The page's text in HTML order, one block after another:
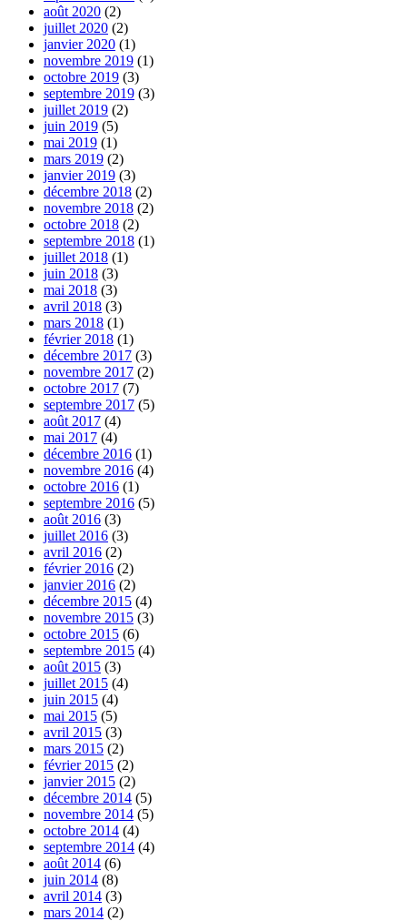
août 2020 (2)
juillet 2020 (2)
janvier 2020 (1)
novembre 2019 (1)
octobre 2019 (3)
septembre 2019 (3)
juillet 2019 (2)
juin 2019 (5)
mai 2019 (1)
mars 2019 (2)
janvier 2019 (3)
décembre 2018 (2)
novembre 2018 (2)
octobre 2018 (2)
septembre 2018 (1)
juillet 2018 (1)
juin 2018 (3)
mai 2018 (3)
avril 2018 (3)
mars 2018 (1)
février 2018 (1)
décembre 2017 (3)
novembre 2017 (2)
octobre 2017 (7)
septembre 2017 (5)
août 2017 (4)
mai 2017 (4)
décembre 2016 (1)
novembre 2016 (4)
octobre 2016 (1)
septembre 2016 (5)
août 2016 (3)
juillet 2016 (3)
avril 2016 (2)
février 2016 (2)
janvier 2016 (2)
décembre 2015 (4)
novembre 2015 (3)
octobre 2015 (6)
septembre 2015 (4)
août 2015 (3)
juillet 2015 (4)
juin 2015 (4)
mai 2015 (5)
avril 2015 (3)
mars 2015 (2)
février 2015 (2)
janvier 2015 (2)
décembre 2014 (5)
novembre 2014 (5)
octobre 2014 (4)
septembre 2014 (4)
août 2014 (6)
juin 2014 (8)
avril 2014 (3)
mars 2014 (2)